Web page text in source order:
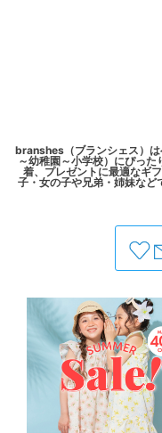
branshes（ブランシェス）
～幼稚園～小学校）にぴっ
着、プレゼントに最適なギ
子・女の子や兄弟・姉妹など